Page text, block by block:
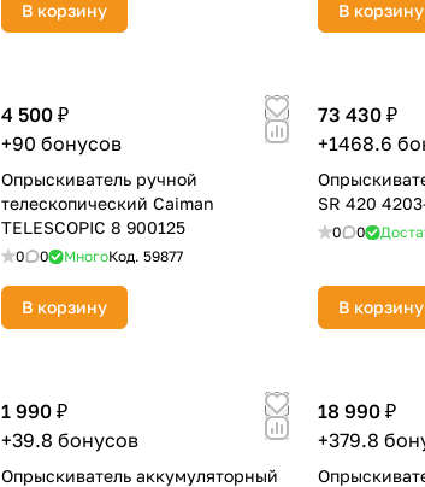
В корзину В корзину
4 500 ₽
+90 бонусов
Опрыскиватель ручной
телескопический Caiman
TELESCOPIC 8 900125
0 0 МногоКод. 59877
В корзину
73 430 ₽
+1468.6
SR 420
0 0
В корзину
1 990 ₽
+39.8 бонусов
Опрыскиватель аккумуляторный
18 990 ₽
+379.8